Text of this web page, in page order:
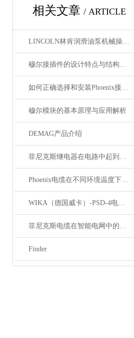
相关文章 / ARTICLE
LINCOLN林肯润滑油泵机械操作原理
穆尔接插件的设计特点与结构优化
如何正确选择和安装Phoenix接插件以确保其性能？
穆尔模块的基本原理与应用解析
DEMAG产品介绍
菲尼克斯继电器在电路中起到什么作用？
Phoenix电缆在不同环境温度下的性能表现如何？
WIKA（德国威卡）-PSD-4电子压力开关
菲尼克斯电缆在智能电网中的应用
Finder